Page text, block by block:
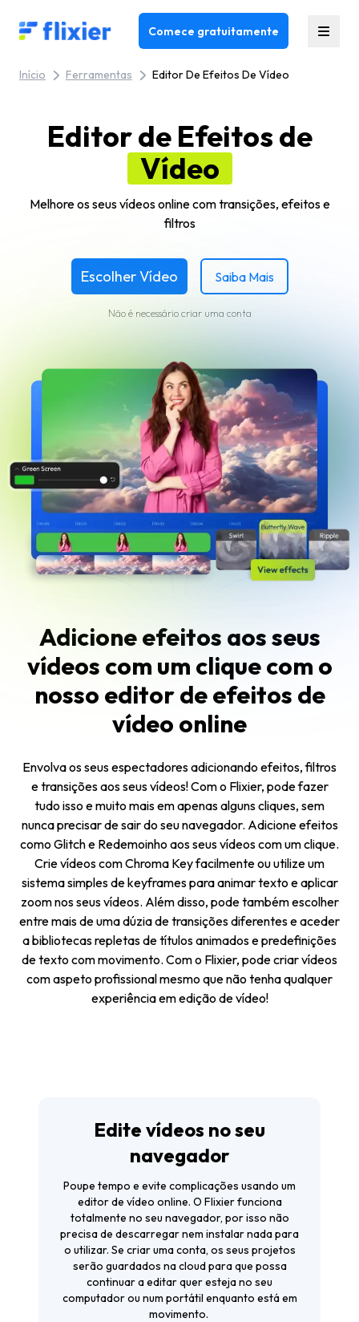
Flixier logo - Home Comece gratuitamente
Início Ferramentas Editor De Efeitos De Vídeo
Editor de Efeitos de
Vídeo
Melhore os seus vídeos online com transições, efeitos e
filtros
Escolher Vídeo Saiba Mais
Não é necessário criar uma conta
Adicione efeitos aos seus
vídeos com um clique com o
nosso editor de efeitos de
vídeo online
Envolva os seus espectadores adicionando efeitos, filtros
e transições aos seus vídeos! Com o Flixier, pode fazer
tudo isso e muito mais em apenas alguns cliques, sem
nunca precisar de sair do seu navegador. Adicione efeitos
como Glitch e Redemoinho aos seus vídeos com um clique.
Crie vídeos com Chroma Key facilmente ou utilize um
sistema simples de keyframes para animar texto e aplicar
zoom nos seus vídeos. Além disso, pode também escolher
entre mais de uma dúzia de transições diferentes e aceder
a bibliotecas repletas de títulos animados e predefinições
de texto com movimento. Com o Flixier, pode criar vídeos
com aspeto profissional mesmo que não tenha qualquer
experiência em edição de vídeo!
Edite vídeos no seu
navegador
Poupe tempo e evite complicações usando um
editor de vídeo online. O Flixier funciona
totalmente no seu navegador, por isso não
precisa de descarregar nem instalar nada para
o utilizar. Se criar uma conta, os seus projetos
serão guardados na cloud para que possa
continuar a editar quer esteja no seu
computador ou num portátil enquanto está em
movimento.